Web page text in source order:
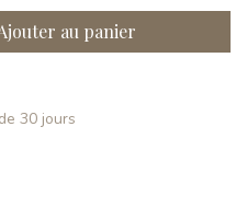
au panier
30 jours